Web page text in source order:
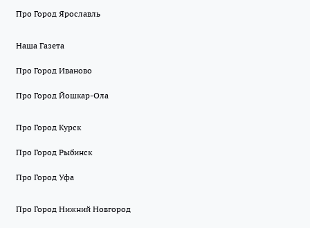
Про Город Ярославль
Наша Газета
Про Город Иваново
Про Город Йошкар-Ола
Про Город Курск
Про Город Рыбинск
Про Город Уфа
Про Город Нижний Новгород